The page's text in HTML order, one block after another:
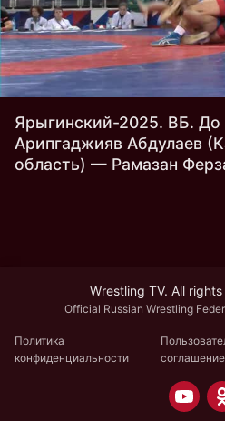
Ярыгинский-2025. ВБ. До
Арипгаджияв Абдулаев
область) — Рамазан
Wrestling TV. All
Official Russian Wrestling
Политика
конфиденциальности
соглашение